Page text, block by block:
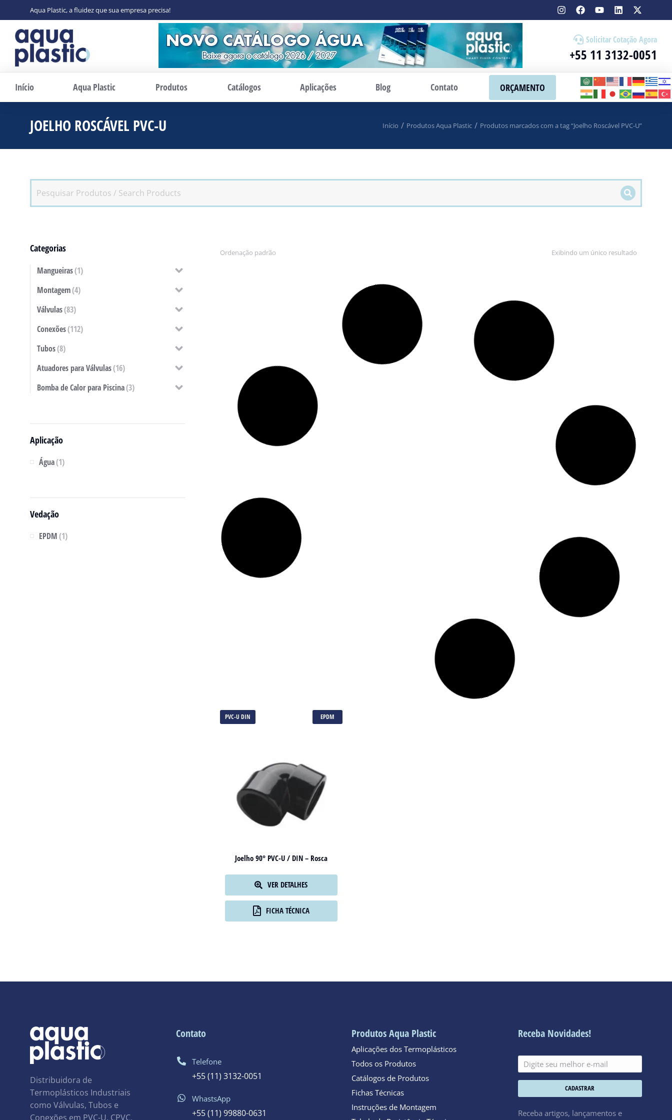
Aqua Plastic, a fluidez que sua empresa precisa!
Solicitar Cotação Agora
+55 11 3132-0051
Início Aqua Plastic Produtos Catálogos Aplicações Blog Contato ORÇAMENTO
JOELHO ROSCÁVEL PVC-U Início Produtos Aqua Plastic Produtos marcados com a tag “Joelho Roscável PVC-U”
Categorias
Mangueiras(1)
Montagem(4)
Válvulas(83)
Conexões(112)
Tubos(8)
Atuadores para Válvulas(16)
Bomba de Calor para Piscina(3)
Aplicação
Água(1)
Vedação
EPDM(1)
Exibindo um único resultado
PVC-U DIN EPDM
Joelho 90° PVC-U / DIN – Rosca
VER DETALHES
FICHA TÉCNICA
Distribuidora de
Termoplásticos Industriais
como Válvulas, Tubos e
Contato
Telefone
+55 (11) 3132-0051
WhastsApp
+55 (11) 99880-0631
Produtos Aqua Plastic
Aplicações dos Termoplásticos
Todos os Produtos
Catálogos de Produtos
Fichas Técnicas
Instruções de Montagem
Receba Novidades!
CADASTRAR
Receba artigos, lançamentos e